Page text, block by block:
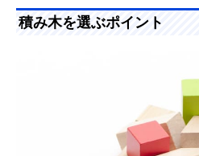
ピープル お米のど
うぶつつみき いろ
アガツマ ピノチオ
アンパンマン 天才
脳筒入りつみ木
積み木を選ぶポイント